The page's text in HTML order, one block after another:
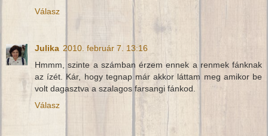
Válasz
Julika 2010. február 7. 13:16
Hmmm, szinte a számban érzem ennek a renmek fánknak
az ízét. Kár, hogy tegnap már akkor láttam meg amikor be
volt dagasztva a szalagos farsangi fánkod.
Válasz